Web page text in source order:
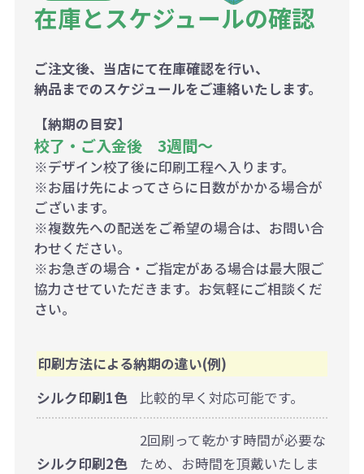
在庫とスケジュールの確認
ご注文後、当店にて在庫確認を行い、
納品までのスケジュールをご連絡いたします。
【納期の目安】
校了・ご入金後 3週間～
※デザイン校了後に印刷工程へ入ります。
※お届け先によってさらに日数がかかる場合が
ございます。
※複数先への配送をご希望の場合は、お問い合
わせください。
※お急ぎの場合・ご指定がある場合は最大限ご
協力させていただきます。お気軽にご相談くだ
さい。
印刷方法による納期の違い(例)
シルク印刷1色
比較的早く対応可能です。
シルク印刷2色
2回刷って乾かす時間が必要な
ため、お時間を頂戴いたしま